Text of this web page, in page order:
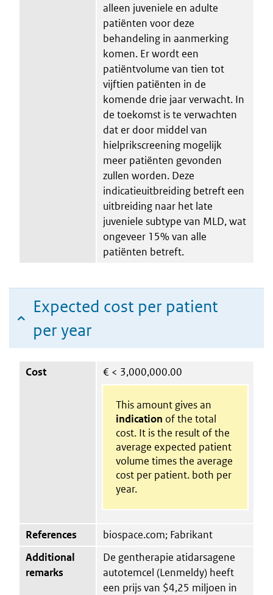
alleen juveniele en adulte
patiënten voor deze
behandeling in aanmerking
komen. Er wordt een
patiëntvolume van tien tot
vijftien patiënten in de
komende drie jaar verwacht. In
de toekomst is te verwachten
dat er door middel van
hielprikscreening mogelijk
meer patiënten gevonden
zullen worden. Deze
indicatieuitbreiding betreft een
uitbreiding naar het late
juveniele subtype van MLD, wat
ongeveer 15% van alle
patiënten betreft.
Expected cost per patient
per year
Cost € < 3,000,000.00
This amount gives an
indication of the total
cost. It is the result of the
average expected patient
volume times the average
cost per patient. both per
year.
References
biospace.com; Fabrikant
Additional
remarks
De gentherapie atidarsagene
autotemcel (Lenmeldy) heeft
een prijs van $4,25 miljoen in